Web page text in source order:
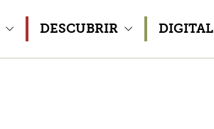
DESCUBRIR DIGITAL